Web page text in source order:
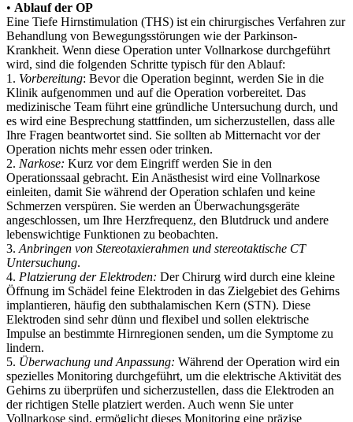
• Ablauf der OP
Eine Tiefe Hirnstimulation (THS) ist ein chirurgisches Verfahren zur
Behandlung von Bewegungsstörungen wie der Parkinson-
Krankheit. Wenn diese Operation unter Vollnarkose durchgeführt
wird, sind die folgenden Schritte typisch für den Ablauf:
1. Vorbereitung: Bevor die Operation beginnt, werden Sie in die
Klinik aufgenommen und auf die Operation vorbereitet. Das
medizinische Team führt eine gründliche Untersuchung durch, und
es wird eine Besprechung stattfinden, um sicherzustellen, dass alle
Ihre Fragen beantwortet sind. Sie sollten ab Mitternacht vor der
Operation nichts mehr essen oder trinken.
2. Narkose: Kurz vor dem Eingriff werden Sie in den
Operationssaal gebracht. Ein Anästhesist wird eine Vollnarkose
einleiten, damit Sie während der Operation schlafen und keine
Schmerzen verspüren. Sie werden an Überwachungsgeräte
angeschlossen, um Ihre Herzfrequenz, den Blutdruck und andere
lebenswichtige Funktionen zu beobachten.
3. Anbringen von Stereotaxierahmen und stereotaktische CT
Untersuchung.
4. Platzierung der Elektroden: Der Chirurg wird durch eine kleine
Öffnung im Schädel feine Elektroden in das Zielgebiet des Gehirns
implantieren, häufig den subthalamischen Kern (STN). Diese
Elektroden sind sehr dünn und flexibel und sollen elektrische
Impulse an bestimmte Hirnregionen senden, um die Symptome zu
lindern.
5. Überwachung und Anpassung: Während der Operation wird ein
spezielles Monitoring durchgeführt, um die elektrische Aktivität des
Gehirns zu überprüfen und sicherzustellen, dass die Elektroden an
der richtigen Stelle platziert werden. Auch wenn Sie unter
Vollnarkose sind, ermöglicht dieses Monitoring eine präzise